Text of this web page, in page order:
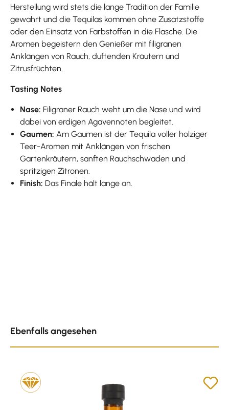
Herstellung wird stets die lange Tradition der Familie
gewahrt und die Tequilas kommen ohne Zusatzstoffe
oder den Einsatz von Farbstoffen in die Flasche. Die
Aromen begeistern den Genießer mit filigranen
Anklängen von Rauch, duftenden Kräutern und
Zitrusfrüchten.
Tasting Notes
Nase: Filigraner Rauch weht um die Nase und wird
dabei von erdigen Agavennoten begleitet.
Gaumen: Am Gaumen ist der Tequila voller holziger
Teer-Aromen mit Anklängen von frischen
Gartenkräutern, sanften Rauchschwaden und
spritzigen Zitronen.
Finish: Das Finale hält lange an.
Ebenfalls angesehen